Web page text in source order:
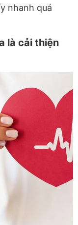
nhanh quá
là cải thiện